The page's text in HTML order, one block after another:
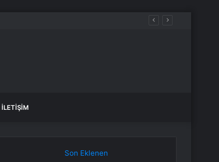
İLETIŞIM
Son Eklenen